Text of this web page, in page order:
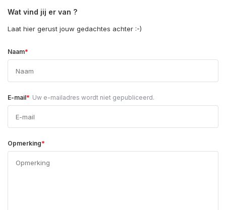
Wat vind jij er van ?
Laat hier gerust jouw gedachtes achter :-)
Naam*
E-mail* Uw e-mailadres wordt niet gepubliceerd.
Opmerking*